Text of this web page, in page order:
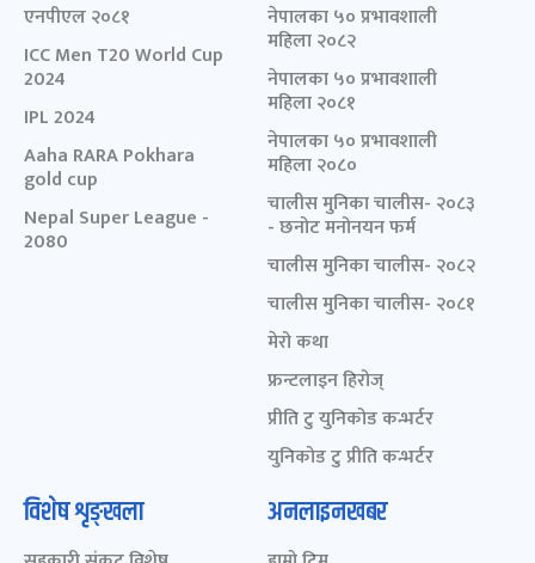
एनपीएल २०८१
ICC Men T20 World Cup
2024
IPL 2024
Aaha RARA Pokhara
gold cup
Nepal Super League -
2080
नेपालका ५० प्रभावशाली
महिला २०८२
नेपालका ५० प्रभावशाली
महिला २०८१
नेपालका ५० प्रभावशाली
महिला २०८०
चालीस मुनिका चालीस- २०८३
- छनोट मनोनयन फर्म
चालीस मुनिका चालीस- २०८२
चालीस मुनिका चालीस- २०८१
मेरो कथा
फ्रन्टलाइन हिरोज्
प्रीति टु युनिकोड कन्भर्टर
युनिकोड टु प्रीति कन्भर्टर
विशेष शृङ्खला अनलाइनखबर